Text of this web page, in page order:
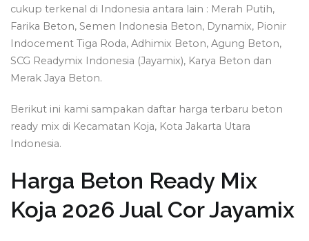
cukup terkenal di Indonesia antara lain : Merah Putih,
Farika Beton, Semen Indonesia Beton, Dynamix, Pionir
Indocement Tiga Roda, Adhimix Beton, Agung Beton,
SCG Readymix Indonesia (Jayamix), Karya Beton dan
Merak Jaya Beton.
Berikut ini kami sampakan daftar harga terbaru beton
ready mix di Kecamatan Koja, Kota Jakarta Utara
Indonesia.
Harga Beton Ready Mix
Koja 2026 Jual Cor Jayamix